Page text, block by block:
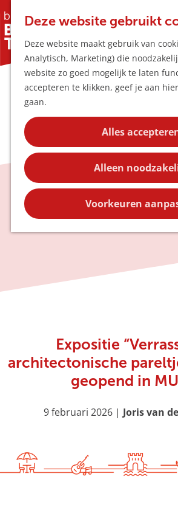
Deze website gebruikt
Deze website maakt gebruik van
Analytisch, Marketing) die
website zo goed mogelijk te laten
accepteren te klikken, geef je aan
gaan.
Alles
Alleen
Voorkeuren
e
K
a
r
t
Z
e
k
e
n
e
n
u
Blog
Expositie
architectonische
geopend in
9 februari 2026 | Joris van